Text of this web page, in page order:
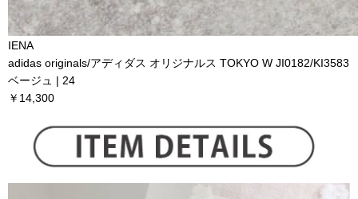
IENA
adidas originals/アディダス オリジナルス TOKYO W JI0182/KI3583
ベージュ | 24
￥14,300